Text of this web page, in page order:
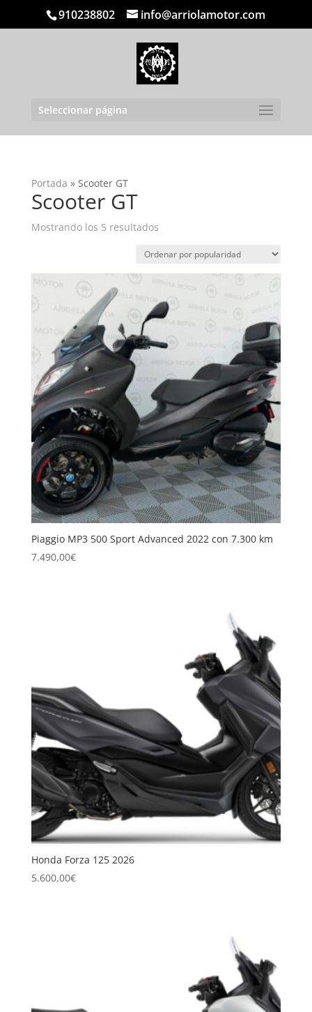
910238802 info@arriolamotor.com
Seleccionar página
Portada » Scooter GT
Scooter GT
Mostrando los 5 resultadosOrdenado
popularidad
Piaggio MP3 500 Sport Advanced 2022 con 7.300 km
7.490,00€
Honda Forza 125 2026
5.600,00€